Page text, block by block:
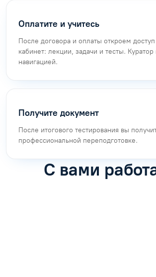
Оплатите и учитесь
После договора и оплаты откроем
кабинет: лекции, задачи и тесты.
навигацией.
Получите документ
После итогового тестирования вы
профессиональной переподготовке.
С вами